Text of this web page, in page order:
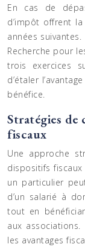
En cas de
d’impôt offrent
années
Recherche pour
trois exercices
d’étaler
bénéfice.
Stratégies de
fiscaux
Une approche
dispositifs
un particulier
d’un salarié à
tout en
aux
les avantages